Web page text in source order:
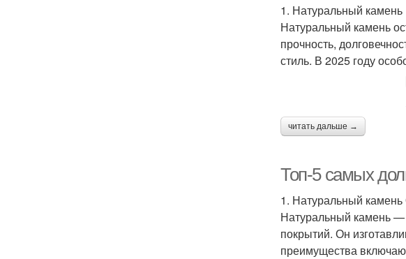
1. Натуральный камень
Натуральный камень
прочность,
стиль. В 2025 году
читать дальше →
Топ-5 самых
1. Натуральный
Натуральный камень —
покрытий. Он
преимущества